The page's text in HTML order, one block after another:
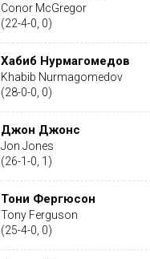
Conor McGregor
(22-4-0, 0)
Хабиб Нурмагомедов
Khabib Nurmagomedov
(28-0-0, 0)
Джон Джонс
Jon Jones
(26-1-0, 1)
Тони Фергюсон
Tony Ferguson
(25-4-0, 0)